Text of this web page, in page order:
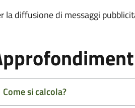
la diffusione di messaggi
Come si calcola?